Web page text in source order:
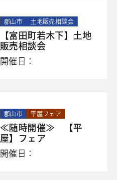
郡山市 土地販売相談会
【富田町若木下】土地
販売相談会
開催日：
郡山市 平屋フェア
≪随時開催≫ 【平
屋】フェア
開催日：